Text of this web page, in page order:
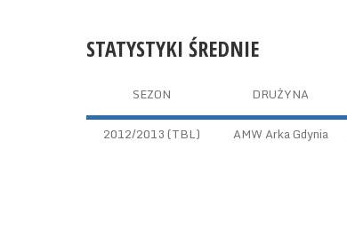
STATYSTYKI ŚREDNIE
SEZON DRUŻYNA
2012/2013 (TBL) AMW Arka Gdynia